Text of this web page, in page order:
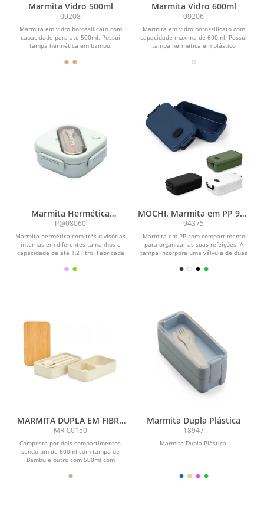
Marmita Vidro 500ml
09208
Marmita em vidro borossilicato com
capacidade para até 500ml. Possui
tampa hermética em bambu.
Marmita Vidro 600ml
09206
Marmita em vidro borossilicato com
capacidade máxima de 600ml. Possui
tampa hermética em plástico
Marmita Hermética
Plástica 1,2L
P@08060
Marmita hermética com três divisórias
internas em diferentes tamanhos e
capacidade de até 1,2 litro. Fabricada
MOCHI. Marmita em PP 900
mL
94375
Marmita em PP com compartimento
para organizar as suas refeições. A
tampa incorpora uma válvula de duas
MARMITA DUPLA EM FIBRA
DE TRIGO/BAMBU
MR-00150
Composta por dois compartimentos,
sendo um de 600ml com tampa de
Bambu e outro com 500ml com
Marmita Dupla Plástica
18947
Marmita Dupla Plástica.